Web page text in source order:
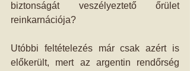
biztonságát veszélyeztető őrület
reinkarnációja?
Utóbbi feltételezés már csak azért is
előkerült, mert az argentin rendőrség